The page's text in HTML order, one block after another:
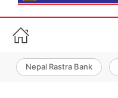
Nepal Rastra Bank